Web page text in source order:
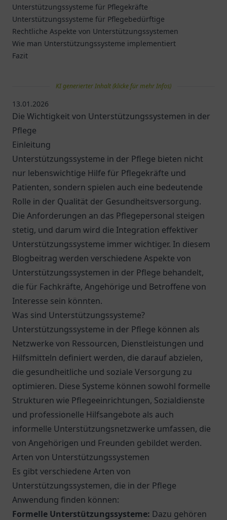
Unterstützungssysteme für Pflegekräfte
Unterstützungssysteme für Pflegebedürftige
Rechtliche Aspekte von Unterstützungssystemen
Wie man Unterstützungssysteme implementiert
Fazit
KI generierter Inhalt (klicke für mehr Infos)
13.01.2026
Die Wichtigkeit von Unterstützungssystemen in der
Pflege
Einleitung
Unterstützungssysteme in der Pflege bieten nicht
nur lebenswichtige Hilfe für Pflegekräfte und
Patienten, sondern spielen auch eine bedeutende
Rolle in der Qualität der Gesundheitsversorgung.
Die Anforderungen an das Pflegepersonal steigen
stetig, und darum wird die Integration effektiver
Unterstützungssysteme immer wichtiger. In diesem
Blogbeitrag werden verschiedene Aspekte von
Unterstützungssystemen in der Pflege behandelt,
die für Fachkräfte, Angehörige und Betroffene von
Interesse sein könnten.
Was sind Unterstützungssysteme?
Unterstützungssysteme in der Pflege können als
Netzwerke von Ressourcen, Dienstleistungen und
Hilfsmitteln definiert werden, die darauf abzielen,
die gesundheitliche und soziale Versorgung zu
optimieren. Diese Systeme können sowohl formelle
Strukturen wie Pflegeeinrichtungen, Sozialdienste
und professionelle Hilfsangebote als auch
informelle Unterstützungsnetzwerke umfassen, die
von Angehörigen und Freunden gebildet werden.
Arten von Unterstützungssystemen
Es gibt verschiedene Arten von
Unterstützungssystemen, die in der Pflege
Anwendung finden können:
Formelle Unterstützungssysteme: Dazu gehören